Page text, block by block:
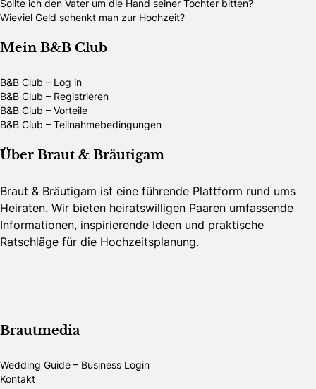
Sollte ich den Vater um die Hand seiner Tochter bitten?
Wieviel Geld schenkt man zur Hochzeit?
Mein B&B Club
B&B Club – Log in
B&B Club – Registrieren
B&B Club – Vorteile
B&B Club – Teilnahmebedingungen
Über Braut & Bräutigam
Braut & Bräutigam ist eine führende Plattform rund ums
Heiraten. Wir bieten heiratswilligen Paaren umfassende
Informationen, inspirierende Ideen und praktische
Ratschläge für die Hochzeitsplanung.
Brautmedia
Wedding Guide – Business Login
Kontakt